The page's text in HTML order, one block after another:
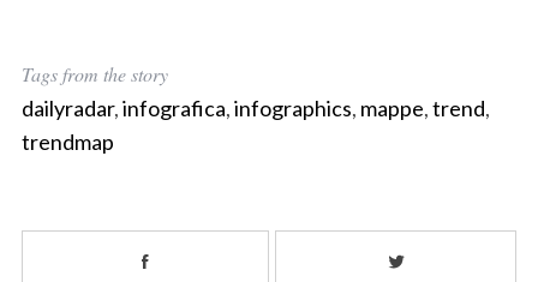
Tags from the story
dailyradar,infografica,infographics, mappe,trend,
trendmap